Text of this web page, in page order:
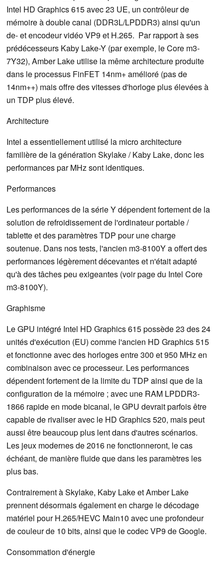
Intel HD Graphics 615 avec 23 UE, un contrôleur de
mémoire à double canal (DDR3L/LPDDR3) ainsi qu'un
de- et encodeur vidéo VP9 et H.265. Par rapport à ses
prédécesseurs Kaby Lake-Y (par exemple, le Core m3-
7Y32), Amber Lake utilise la même architecture produite
dans le processus FinFET 14nm+ amélioré (pas de
14nm++) mais offre des vitesses d'horloge plus élevées à
un TDP plus élevé.
Architecture
Intel a essentiellement utilisé la micro architecture
familière de la génération Skylake / Kaby Lake, donc les
performances par MHz sont identiques.
Performances
Les performances de la série Y dépendent fortement de la
solution de refroidissement de l'ordinateur portable /
tablette et des paramètres TDP pour une charge
soutenue. Dans nos tests, l'ancien m3-8100Y a offert des
performances légèrement décevantes et n'était adapté
qu'à des tâches peu exigeantes (voir page du Intel Core
m3-8100Y).
Graphisme
Le GPU intégré Intel HD Graphics 615 possède 23 des 24
unités d'exécution (EU) comme l'ancien HD Graphics 515
et fonctionne avec des horloges entre 300 et 950 MHz en
combinaison avec ce processeur. Les performances
dépendent fortement de la limite du TDP ainsi que de la
configuration de la mémoire ; avec une RAM LPDDR3-
1866 rapide en mode bicanal, le GPU devrait parfois être
capable de rivaliser avec le HD Graphics 520, mais peut
aussi être beaucoup plus lent dans d'autres scénarios.
Les jeux modernes de 2016 ne fonctionneront, le cas
échéant, de manière fluide que dans les paramètres les
plus bas.
Contrairement à Skylake, Kaby Lake et Amber Lake
prennent désormais également en charge le décodage
matériel pour H.265/HEVC Main10 avec une profondeur
de couleur de 10 bits, ainsi que le codec VP9 de Google.
Consommation d'énergie